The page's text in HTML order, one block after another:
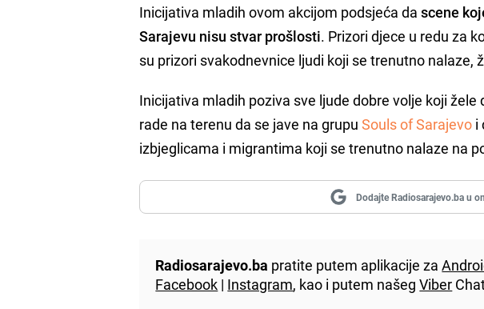
Inicijativa mladih ovom akcijom podsjeća dascene
Sarajevu nisu stvar prošlosti. Prizori djece u redu za
su prizori svakodnevnice ljudi koji se trenutno nalaze,
Inicijativa mladih poziva sve ljude dobre volje koji
rade na terenu da se jave na grupuSouls of Sarajevo i
izbjeglicama i migrantima koji se trenutno nalaze na
Dodajte Radiosarajevo.ba u
Radiosarajevo.ba pratite putem aplikacije za
Facebook | Instagram, kao i putem našegViber